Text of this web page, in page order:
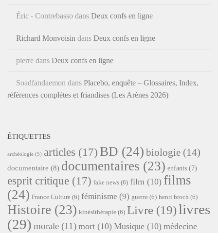
Éric - Contrebasso dans Deux confs en ligne
Richard Monvoisin dans Deux confs en ligne
pierre dans Deux confs en ligne
Soadfandaemon dans Placebo, enquête – Glossaires, Index,
références complètes et friandises (Les Arènes 2026)
ÉTIQUETTES
archéologie (5) articles (17) BD (24) biologie (14)
documentaire (8) documentaires (23) enfants (7)
esprit critique (17) fake news (6) film (10) films
(24) France Culture (6) féminisme (9) guerre (6) henri broch (6)
Histoire (23) kinésithérapie (6) Livre (19)livres
(29) morale (11) mort (10) Musique (10) médecine